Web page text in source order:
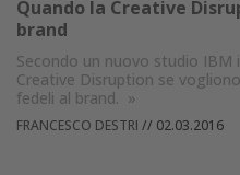
Quando la Creative
brand
Secondo un nuovo studio IBM
Creative Disruption se
fedeli al brand. »
FRANCESCO DESTRI // 02.03.2016